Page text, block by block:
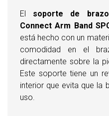
El soporte de
Connect Arm Band
está hecho con un
comodidad en el
directamente sobre la
Este soporte tiene un
interior que evita que la
uso.